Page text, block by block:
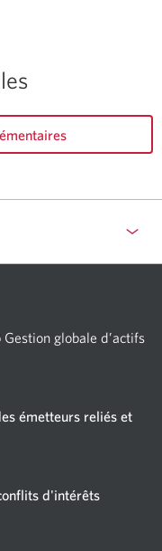
globale d’actifs
émetteurs reliés et
d'intérêts